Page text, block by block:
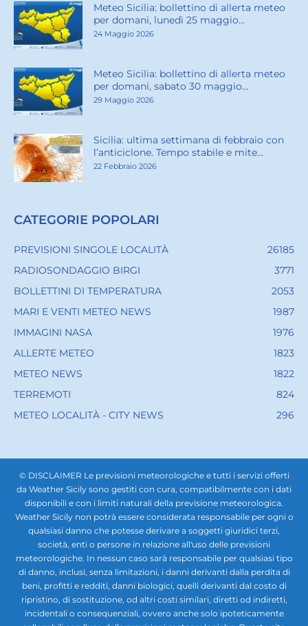
Meteo Sicilia: bollettino di allerta meteo
per domani, lunedì 25 maggio...
24 Maggio 2026
Meteo Sicilia: bollettino di allerta meteo
per domani, sabato 30 maggio...
29 Maggio 2026
Sicilia: ultima settimana di febbraio con
l’anticiclone. Tempo stabile e mite...
22 Febbraio 2026
CATEGORIE POPOLARI
PREVISIONI SINGOLE LOCALITÀ
26185
RADIOSONDAGGIO BIRGI
3771
BOLLETTINI DI TEMPERATURA
2053
MARI E VENTI METEO NEWS
1987
IMMAGINI NASA
1976
ALLERTE METEO
1823
METEO NEWS
1822
TERREMOTI
824
METEO LOCALITÀ - CITY NEWS
296
© DISCLAIMER Le previsioni meteorologiche e tutti i servizi offerti
da Weather Sicily sono gestiti con cura, compatibilmente con i dati
disponibili e con i limiti naturali della previsione meteorologica.
Weather Sicily non potrà essere considerata responsabile per ogni o
qualsiasi danno che potesse derivare a soggetti giuridici terzi,
società, enti o persone in relazione all'uso delle previsioni
meteorologiche. In nessun caso sarà responsabile per qualsiasi tipo
di danno, inclusi, senza limitazioni, i danni derivanti dalla perdita di
beni, profitti e redditi, danni biologici, quelli derivanti dal costo di
ripristino, di sostituzione, od altri costi similari, diretti od indiretti,
incidentali o consequenziali, ovvero anche solo ipoteticamente